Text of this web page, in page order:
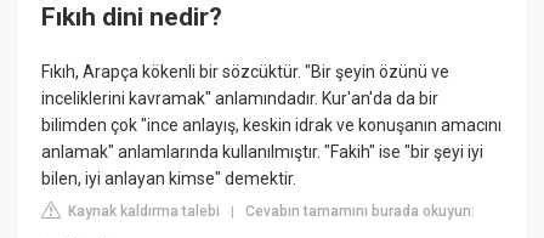
Fıkıh dini nedir?
Fıkıh, Arapça kökenli bir sözcüktür. "Bir şeyin özünü ve
inceliklerini kavramak" anlamındadır. Kur'an'da da bir
bilimden çok "ince anlayış, keskin idrak ve konuşanın amacını
anlamak" anlamlarında kullanılmıştır. "Fakih" ise "bir şeyi iyi
bilen, iyi anlayan kimse" demektir.
Kaynak kaldırma talebi |Cevabın tamamını burada okuyun: